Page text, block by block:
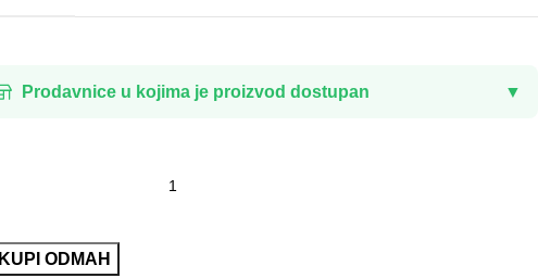
Prodavnice u kojima je proizvod dostupan ▼
KUPI ODMAH